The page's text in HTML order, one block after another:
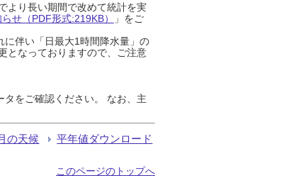
より長い期間で改めて統計を実
せ（PDF形式:219KB）
」をご
伴い「日最大1時間降水量」の
となっておりますので、ご注意
をご確認ください。 なお、主
の天候 平年値ダウンロード
このページのトップへ